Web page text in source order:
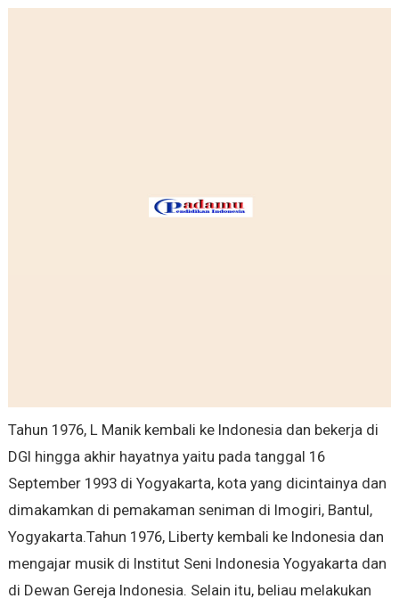
Tahun 1976, L Manik kembali ke Indonesia dan bekerja di
DGI hingga akhir hayatnya yaitu pada tanggal 16
September 1993 di Yogyakarta, kota yang dicintainya dan
dimakamkan di pemakaman seniman di Imogiri, Bantul,
Yogyakarta.Tahun 1976, Liberty kembali ke Indonesia dan
mengajar musik di Institut Seni Indonesia Yogyakarta dan
di Dewan Gereja Indonesia. Selain itu, beliau melakukan